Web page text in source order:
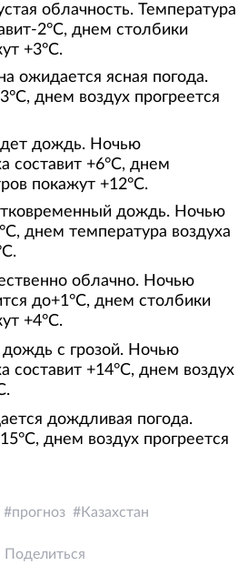
облачность. Температура
2°С, днем столбики
+3°С.
ожидается ясная погода.
днем воздух прогреется
дождь. Ночью
составит +6°С, днем
покажут +12°С.
дождь. Ночью
днем температура воздуха
облачно. Ночью
до+1°С, днем столбики
+4°С.
дождь с грозой. Ночью
составит +14°С, днем воздух
дождливая погода.
днем воздух прогреется
прогноз Казахстан
Поделиться